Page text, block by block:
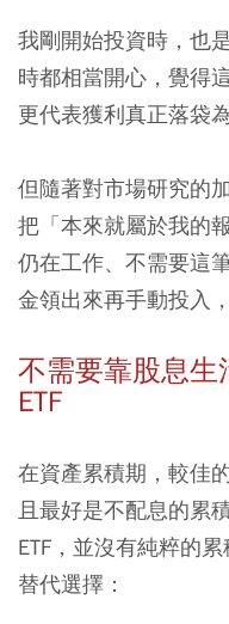
我剛開始投資時，也
時都相當開心，覺得
更代表獲利真正落袋為
但隨著對市場研究的
把「本來就屬於我的
仍在工作、不需要這
金領出來再手動投入
不需要靠股息生
ETF
在資產累積期，較佳
且最好是不配息的累
ETF，並沒有純粹的
替代選擇：